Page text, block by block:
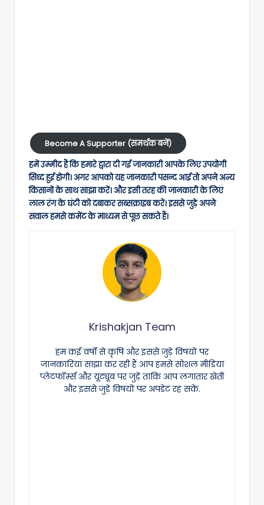
Become A Supporter (समर्थक बनें)
हमें उम्मीद हैं कि हमारे द्वारा दी गई जानकारी आपके लिए उपयोगी
सिध्द हुई होगी। अगर आपको यह जानकारी पसन्द आई तो अपने अन्य
किसानों के साथ साझा करें। और इसी तरह की जानकारी के लिए
लाल रंग के घंटी को दबाकर सब्सक्राइब करें। इससे जुड़े अपने
सवाल हमसे कमेंट के माध्यम से पूछ सकते हैं।
Krishakjan Team
हम कई वर्षों से कृषि और इससे जुड़े विषयों पर
जानकारियां साझा कर रही हैं आप हमसे सोशल मीडिया
प्लेटफॉर्म्स और यूट्यूब पर जुड़ें ताकि आप लगातार खेती
और इससे जुड़े विषयों पर अपडेट रह सकें.